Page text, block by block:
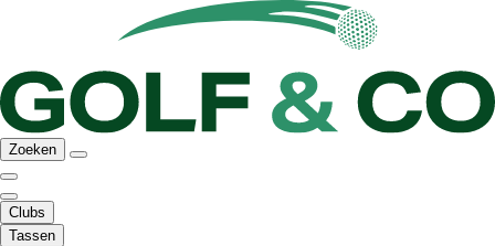
Zoeken
Clubs
Tassen